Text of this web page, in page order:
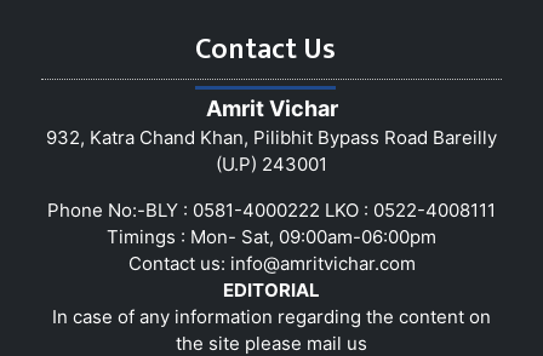
Contact Us
Amrit Vichar
932, Katra Chand Khan, Pilibhit Bypass Road Bareilly
(U.P) 243001
Phone No:-BLY : 0581-4000222 LKO : 0522-4008111
Timings : Mon- Sat, 09:00am-06:00pm
Contact us: info@amritvichar.com
EDITORIAL
In case of any information regarding the content on
the site please mail us